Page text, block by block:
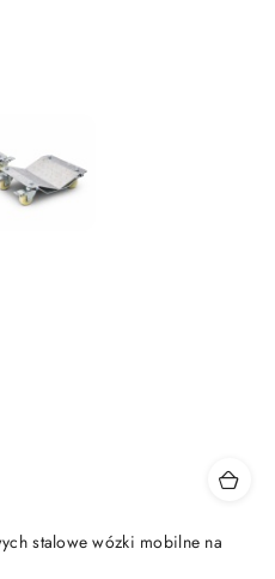
stalowe wózki mobilne na